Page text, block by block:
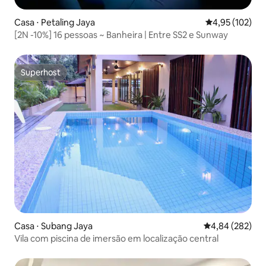
Casa ⋅ Petaling Jaya 4,95 de uma
4,95 (102)
[2N -10%] 16 pessoas ~ Banheira | Entre SS2 e Sunway
Superhost
Superhost
Casa ⋅ Subang Jaya 4,84 de uma
4,84 (282)
Vila com piscina de imersão em localização central